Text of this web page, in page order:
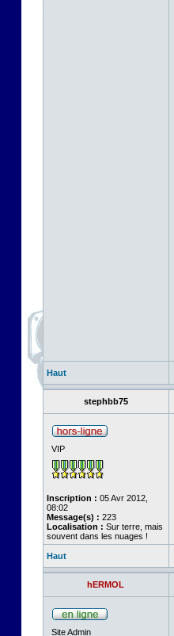
Haut
stephbb75
VIP
Inscription : 05 Avr 2012,
08:02
Message(s) : 223
Localisation : Sur terre, mais
souvent dans les nuages !
Haut
hERMOL
Site Admin